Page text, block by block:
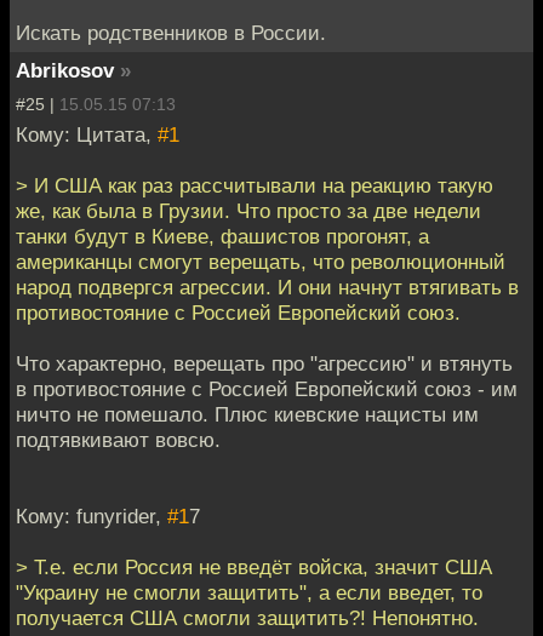
Искать родственников в России.
Abrikosov »
#25 | 15.05.15 07:13
Кому: Цитата, #1
> И США как раз рассчитывали на реакцию такую
же, как была в Грузии. Что просто за две недели
танки будут в Киеве, фашистов прогонят, а
американцы смогут верещать, что революционный
народ подвергся агрессии. И они начнут втягивать в
противостояние с Россией Европейский союз.
Что характерно, верещать про "агрессию" и втянуть
в противостояние с Россией Европейский союз - им
ничто не помешало. Плюс киевские нацисты им
подтявкивают вовсю.
Кому: funyrider, #17
> Т.е. если Россия не введёт войска, значит США
"Украину не смогли защитить", а если введет, то
получается США смогли защитить?! Непонятно.